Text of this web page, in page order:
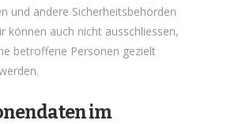
und andere Sicherheitsbehörden
können auch nicht ausschliessen,
betroffene Personen gezielt
im